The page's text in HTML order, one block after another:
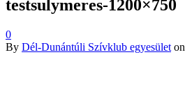
testsulymeres-1200×750
0
By Dél-Dunántúli Szívklub egyesület on